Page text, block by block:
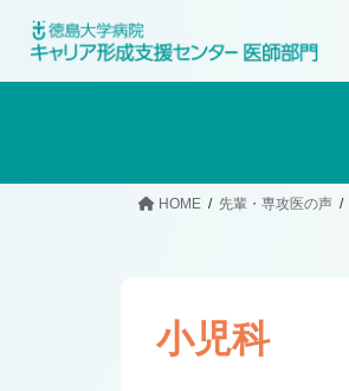
HOME 先輩・専攻医の声
小児科